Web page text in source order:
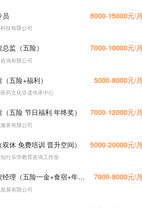
员 8000-15000元/月
技有限公司
监（五险） 7000-10000元/月
询有限公司
五险+福利） 5000-8000元/月
药文化非遗传承中心
五险 节日福利 年终奖） 7000-12000元/月
务有限公司
休 免费培训 晋升空间） 5000-20000元/月
行乐学教育咨询工作室
理（五险一金+食宿+年终奖） 7000-8000元/月
展有限公司